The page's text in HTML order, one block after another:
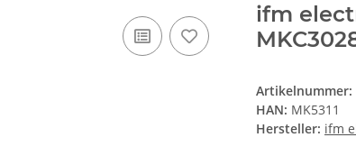
ifm
Artikelnummer:
HAN: MK5311
Hersteller: ifm